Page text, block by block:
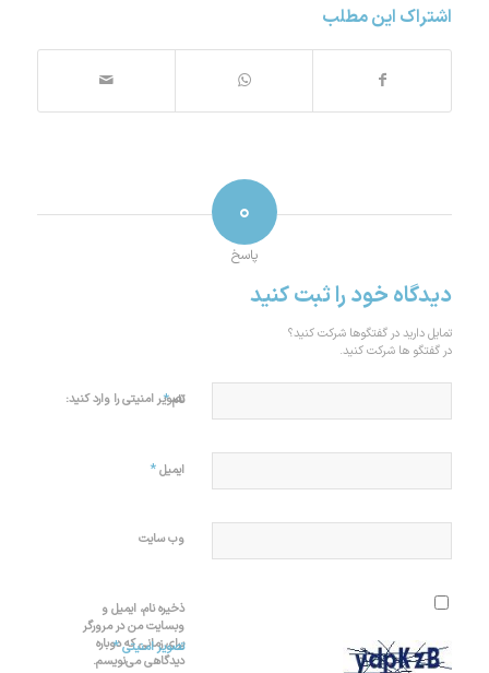
اشتراک این مطلب
۰
پاسخ
دیدگاه خود را ثبت کنید
تمایل دارید در گفتگوها شرکت کنید؟
در گفتگو ها شرکت کنید.
نام*
ایمیل*
وب‌ سایت
ذخیره نام، ایمیل و
وبسایت من در مرورگر
برای زمانی که دوباره
دیدگاهی می‌نویسم.
تصویر امنیتی*
تصویر امنیتی را وارد کنید: